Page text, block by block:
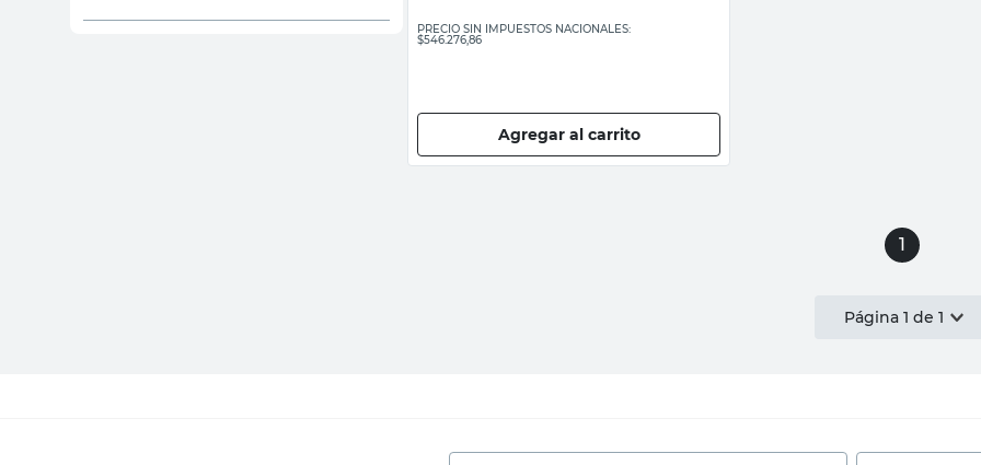
PRECIO SIN IMPUESTOS NACIONALES:
$546.276,86
Agregar al carrito
1
Página 1 de 1